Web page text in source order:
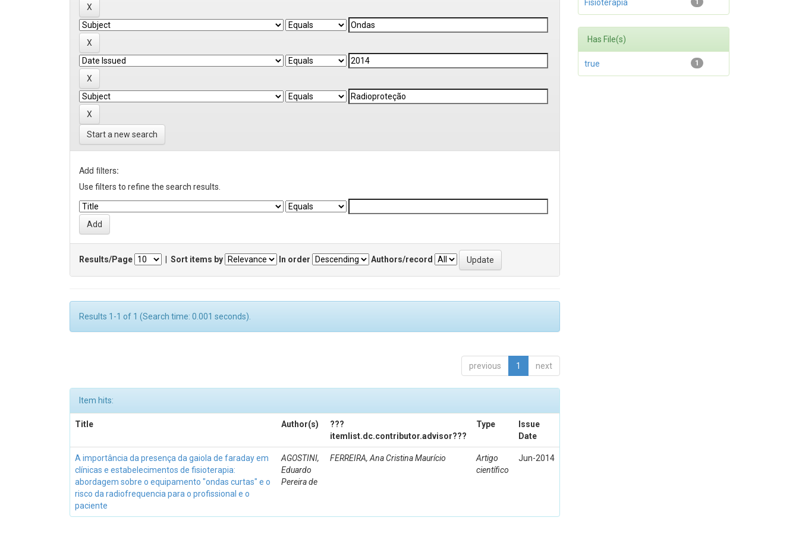
Start a new search
Add filters:
Use filters to refine the search results.
Results/Page Sort items by In order Authors/record
Results 1-1 of 1 (Search time: 0.001 seconds).
previous 1 next
Item hits:
Title Author(s)
???
itemlist.dc.contributor.advisor???
Type
Issue
Date
A importância da presença da gaiola de faraday em
clínicas e estabelecimentos de fisioterapia:
abordagem sobre o equipamento "ondas curtas" e o
risco da radiofrequencia para o profissional e o
paciente
AGOSTINI,
Eduardo
Pereira de
FERREIRA, Ana Cristina Maurício
Artigo
científico
Jun-2014
1
Fisioterapia
Has File(s)
1
true